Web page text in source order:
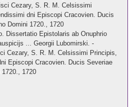
Cezary, S. R. M. Celsissimi
dni Episcopi Cracovien. Ducis
Domini 1720., 1720
Dissertatio Epistolaris ab Onuphrio
... Georgii Lubomirski. -
Cezary, S. R. M. Celsissimi Principis,
Episcopi Cracovien. Ducis Severiae
1720., 1720